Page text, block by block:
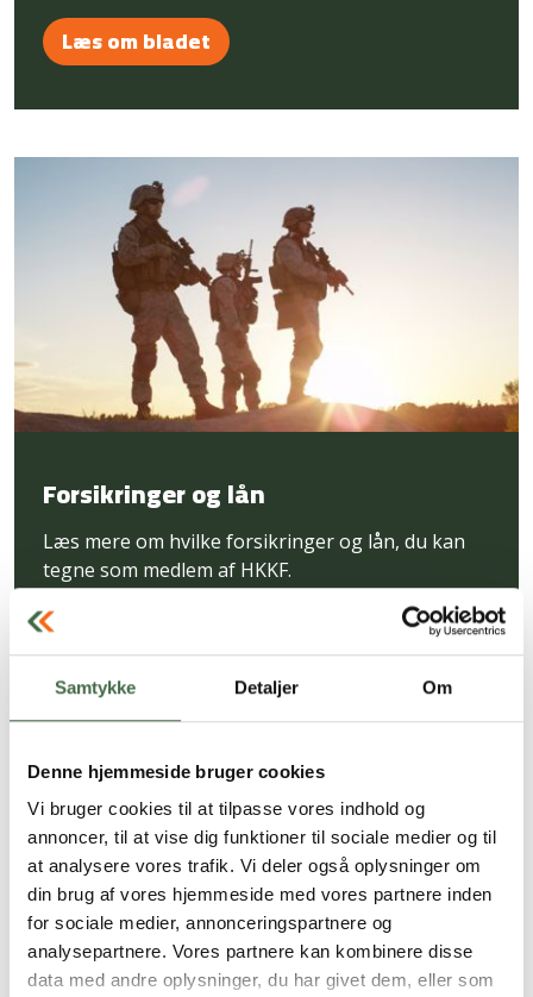
Samtykke Detaljer Om
Denne hjemmeside bruger cookies
Vi bruger cookies til at tilpasse vores indhold og
annoncer, til at vise dig funktioner til sociale medier og til
at analysere vores trafik. Vi deler også oplysninger om
din brug af vores hjemmeside med vores partnere inden
for sociale medier, annonceringspartnere og
analysepartnere. Vores partnere kan kombinere disse
data med andre oplysninger, du har givet dem, eller som
Læs om bladet
Forsikringer og lån
Læs mere om hvilke forsikringer og lån, du kan
tegne som medlem af HKKF.